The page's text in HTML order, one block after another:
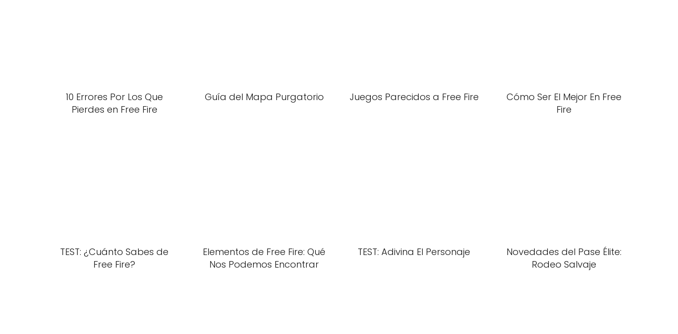
10 Errores Por Los Que
Pierdes en Free Fire
Guía del Mapa Purgatorio Juegos Parecidos a Free Fire
Cómo Ser El Mejor En Free
Fire
TEST: ¿Cuánto Sabes de
Free Fire?
Elementos de Free Fire: Qué
Nos Podemos Encontrar
TEST: Adivina El Personaje
Novedades del Pase Élite:
Rodeo Salvaje